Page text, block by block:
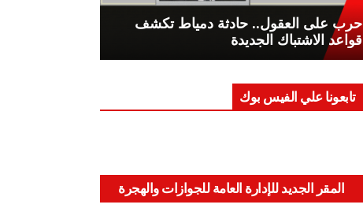
حرب على العقول.. حادثة دمياط تكشف
قواعد الاشتباك الجديدة
تابعونا علي الفيس بوك
المقر الجديد للإدارة العامة للجوازات والهجرة